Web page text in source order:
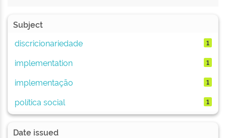
Subject
discricionariedade
1
implementation 1
implementação 1
política social 1
Date issued